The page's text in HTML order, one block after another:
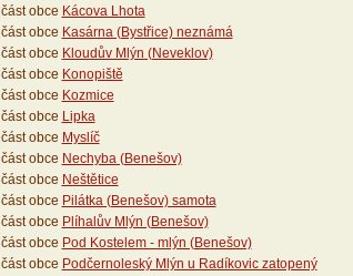
část obce Kácova Lhota
část obce Kasárna (Bystřice) neznámá
část obce Kloudův Mlýn (Neveklov)
část obce Konopiště
část obce Kozmice
část obce Lipka
část obce Myslíč
část obce Nechyba (Benešov)
část obce Neštětice
část obce Pilátka (Benešov) samota
část obce Plíhalův Mlýn (Benešov)
část obce Pod Kostelem - mlýn (Benešov)
část obce Podčernoleský Mlýn u Radíkovic zatopený